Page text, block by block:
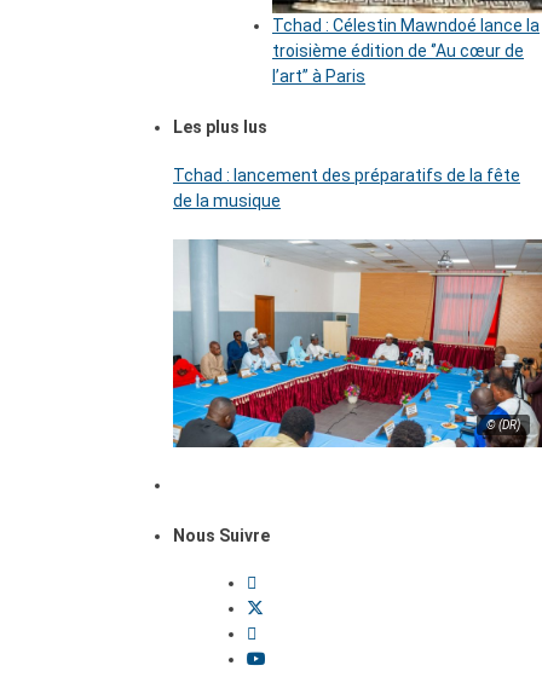
Tchad : Célestin Mawndoé lance la
troisième édition de ‘’Au cœur de
l’art’’ à Paris
Les plus lus
Tchad : lancement des préparatifs de la fête
de la musique
© (DR)
Nous Suivre